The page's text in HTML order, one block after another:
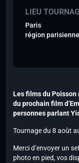
LIEU
Paris
région parisienne
Les films du Poisson
du prochain film
personnes parlant
Tournage du 8 août
Merci d’envoyer un
photo en pied, vos